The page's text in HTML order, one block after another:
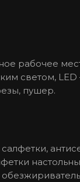
рабочее
светом,
пушер.